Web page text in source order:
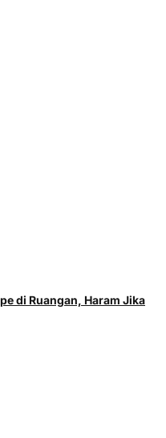
di Ruangan, Haram Jika